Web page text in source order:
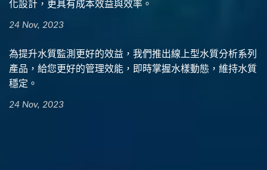
化設計，更具有成本效益與效率。
24 Nov, 2023
為提升水質監測更好的效益，我們推出線上型水質分析系列
產品，給您更好的管理效能，即時掌握水樣動態，維持水質
穩定。
24 Nov, 2023